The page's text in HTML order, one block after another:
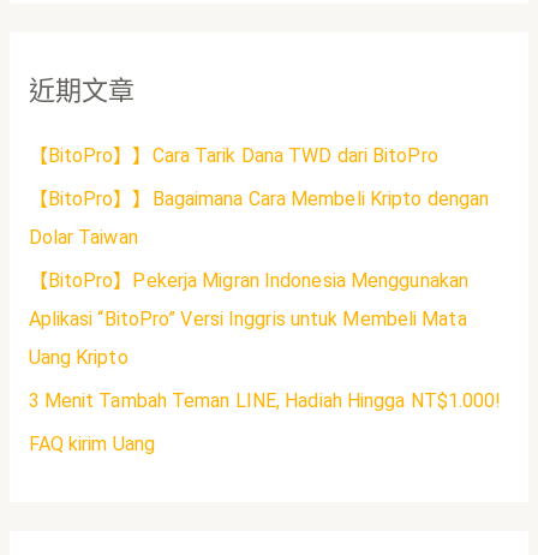
近期文章
【BitoPro】】Cara Tarik Dana TWD dari BitoPro
【BitoPro】】Bagaimana Cara Membeli Kripto dengan
Dolar Taiwan
【BitoPro】Pekerja Migran Indonesia Menggunakan
Aplikasi “BitoPro” Versi Inggris untuk Membeli Mata
Uang Kripto
3 Menit Tambah Teman LINE, Hadiah Hingga NT$1.000!
FAQ kirim Uang